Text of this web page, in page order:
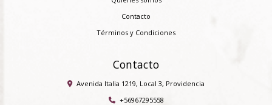
Contacto
Términos y Condiciones
Contacto
Avenida Italia 1219, Local 3, Providencia
+56967295558